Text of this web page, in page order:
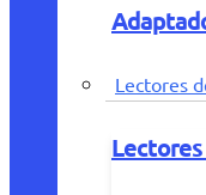
Lectores